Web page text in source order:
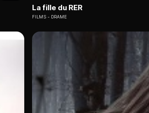
La fille du RER
FILMS DRAME